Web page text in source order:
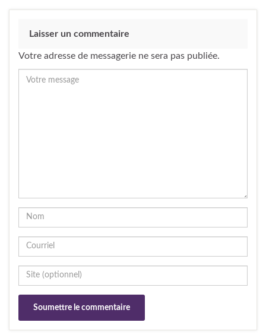
Laisser un commentaire
Votre adresse de messagerie ne sera pas publiée.